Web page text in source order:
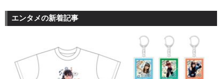
エンタメの新着記事